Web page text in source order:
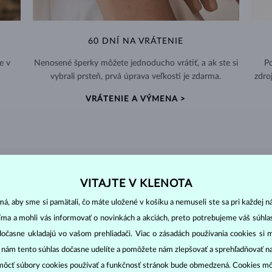
v
60 DNÍ NA VRÁTENIE
Nenosené šperky môžete jednoducho vrátiť, a ak ste si
vybrali prsteň, prvá úprava veľkosti je zdarma.
VRÁTENIE A VÝMENA >
DIAMANTOVÉŠPERKY
základné parametre, tzv. 4C: výbrus (cut), čistota (clarity), farba (
oslnivý lesk. Najobľúbenejší je výbrus guľatý, tzv. briliant.
(štvorboký alebo trojboký výbrus s ostrými rohmi, populárny najmä u
tzv. inkluzií čiže vnútorných nedokonalostí diamantu:
VITAJTE V KLENOTA
aby sme si pamätali, čo máte uložené v košíku a nemuseli ste sa pri každej
a mohli vás informovať o novinkách a akciách, preto potrebujeme váš
ukladajú vo vašom prehliadači. Viac o zásadách používania cookies si
nám tento súhlas dočasne udelíte a pomôžete nám zlepšovať a sprehľadňovať
súbory cookies používať a funkčnosť stránok bude obmedzená. Cookies